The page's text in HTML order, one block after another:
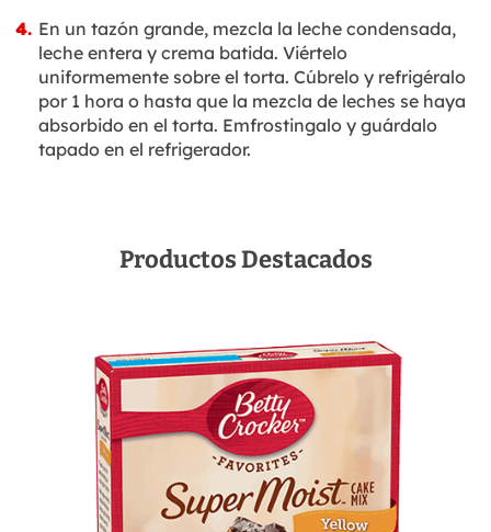
En un tazón grande, mezcla la leche condensada,
leche entera y crema batida. Viértelo
uniformemente sobre el torta. Cúbrelo y refrigéralo
por 1 hora o hasta que la mezcla de leches se haya
absorbido en el torta. Emfrostingalo y guárdalo
tapado en el refrigerador.
Productos Destacados